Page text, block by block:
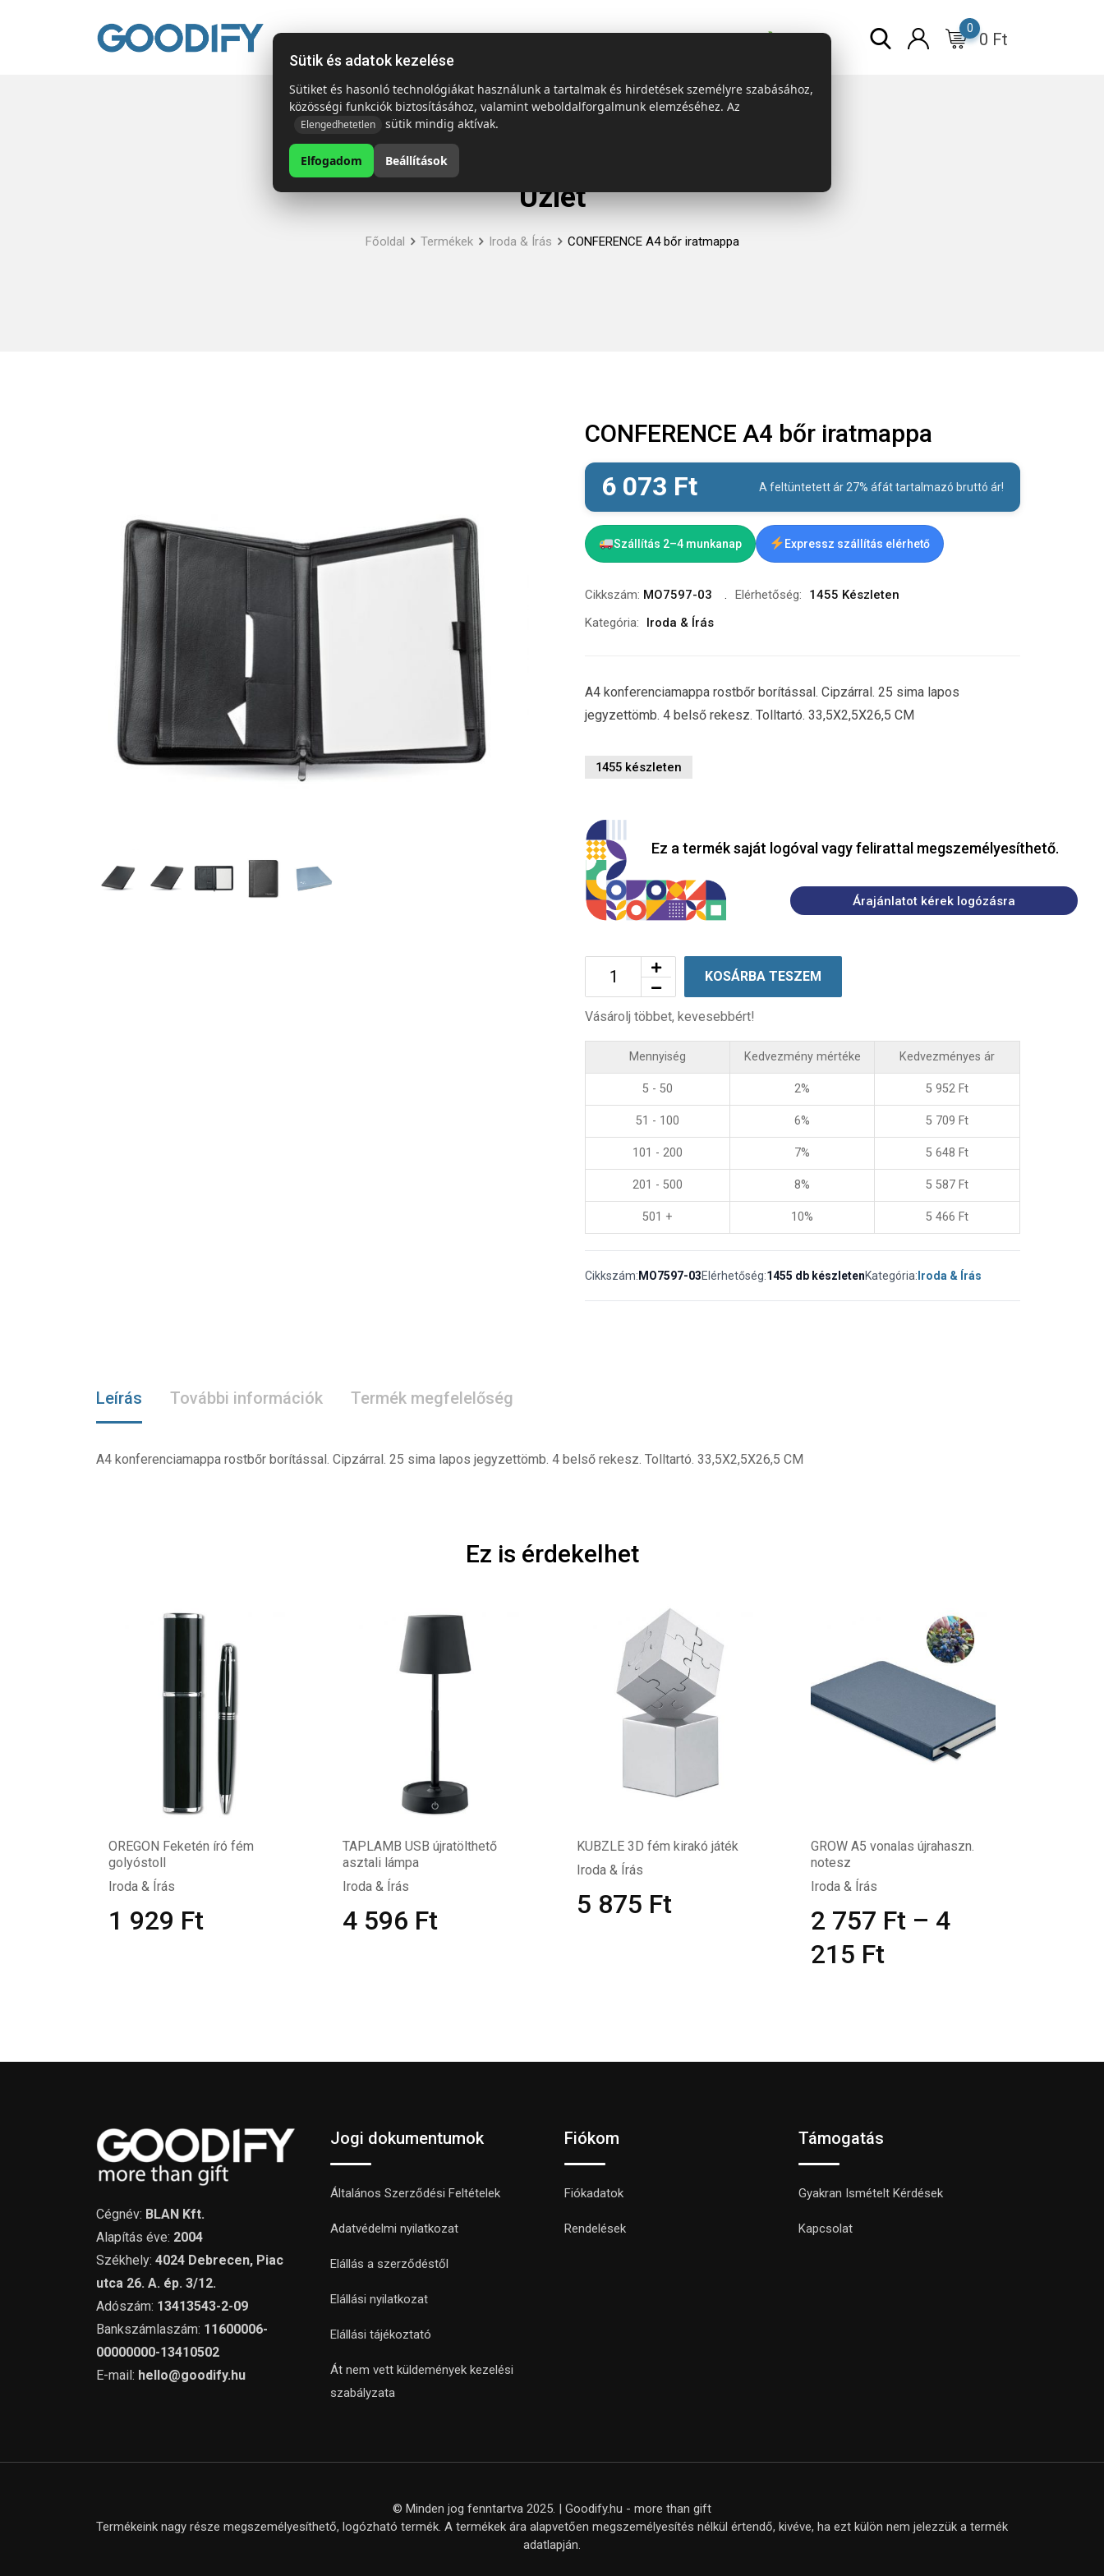
Kezdőlap Termékek Emblémázás és szállítás Tech = Kedvező ár ESG 0 Ft
0
Üzlet
Főoldal Termékek Iroda & Írás CONFERENCE A4 bőr iratmappa
CONFERENCE A4 bőr iratmappa
6 073 Ft A feltüntetett ár 27% áfát tartalmazó bruttó ár!
Szállítás 2–4 munkanap Expressz szállítás elérhető
Cikkszám: MO7597-03 Elérhetőség:
1455 Készleten
Kategória:
Iroda & Írás
A4 konferenciamappa rostbőr borítással. Cipzárral. 25 sima lapos
jegyzettömb. 4 belső rekesz. Tolltartó. 33,5X2,5X26,5 CM
1455 készleten
Ez a termék saját logóval vagy felirattal megszemélyesíthető.
Árajánlatot kérek logózásra
KOSÁRBA TESZEM
Vásárolj többet, kevesebbért!
Mennyiség Kedvezmény mértéke Kedvezményes ár
5 - 50 2% 5 952 Ft
51 - 100 6% 5 709 Ft
101 - 200 7% 5 648 Ft
201 - 500 8% 5 587 Ft
501 + 10% 5 466 Ft
Cikkszám: MO7597-03Elérhetőség:1455 db készletenKategória: Iroda & Írás
Leírás További információk Termék megfelelőség
A4 konferenciamappa rostbőr borítással. Cipzárral. 25 sima lapos jegyzettömb. 4 belső rekesz. Tolltartó. 33,5X2,5X26,5 CM
Ez is érdekelhet
OREGON Feketén író fém
golyóstoll
Iroda & Írás
1 929 Ft
TAPLAMB USB újratölthető
asztali lámpa
Iroda & Írás
4 596 Ft
KUBZLE 3D fém kirakó játék
Iroda & Írás
5 875 Ft
GROW A5 vonalas újrahaszn.
notesz
Iroda & Írás
2 757 Ft – 4
215 Ft
Cégnév: BLAN Kft.
Alapítás éve: 2004
Székhely: 4024 Debrecen, Piac
utca 26. A. ép. 3/12.
Adószám: 13413543-2-09
Bankszámlaszám: 11600006-
00000000-13410502
E-mail: hello@goodify.hu
Jogi dokumentumok
Általános Szerződési Feltételek
Adatvédelmi nyilatkozat
Elállás a szerződéstől
Elállási nyilatkozat
Elállási tájékoztató
Át nem vett küldemények kezelési
szabályzata
Fiókom
Fiókadatok
Rendelések
Támogatás
Gyakran Ismételt Kérdések
Kapcsolat
© Minden jog fenntartva 2025. | Goodify.hu - more than gift
Termékeink nagy része megszemélyesíthető, logózható termék. A termékek ára alapvetően megszemélyesítés nélkül értendő, kivéve, ha ezt külön nem jelezzük a termék
adatlapján.
Sütik és adatok kezelése
Sütiket és hasonló technológiákat használunk a tartalmak és hirdetések személyre szabásához,
közösségi funkciók biztosításához, valamint weboldalforgalmunk elemzéséhez. Az
Elengedhetetlen sütik mindig aktívak.
Elfogadom Beállítások